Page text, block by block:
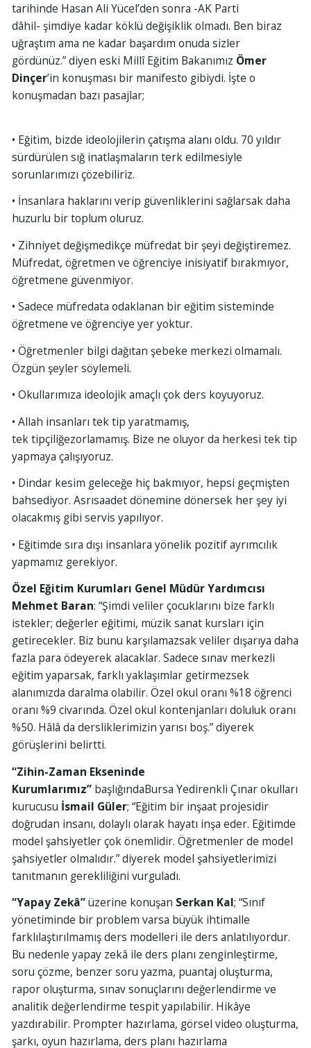
tarihinde Hasan Ali Yücel’den sonra -AK Parti
dâhil- şimdiye kadar köklü değişiklik olmadı. Ben biraz
uğraştım ama ne kadar başardım onuda sizler
gördünüz.” diyen eski Millî Eğitim Bakanımız Ömer
Dinçer’in konuşması bir manifesto gibiydi. İşte o
konuşmadan bazı pasajlar;
• Eğitim, bizde ideolojilerin çatışma alanı oldu. 70 yıldır
sürdürülen sığ inatlaşmaların terk edilmesiyle
sorunlarımızı çözebiliriz.
• İnsanlara haklarını verip güvenliklerini sağlarsak daha
huzurlu bir toplum oluruz.
• Zihniyet değişmedikçe müfredat bir şeyi değiştiremez.
Müfredat, öğretmen ve öğrenciye inisiyatif bırakmıyor,
öğretmene güvenmiyor.
• Sadece müfredata odaklanan bir eğitim sisteminde
öğretmene ve öğrenciye yer yoktur.
• Öğretmenler bilgi dağıtan şebeke merkezi olmamalı.
Özgün şeyler söylemeli.
• Okullarımıza ideolojik amaçlı çok ders koyuyoruz.
• Allah insanları tek tip yaratmamış,
tek tipçiliğezorlamamış. Bize ne oluyor da herkesi tek tip
yapmaya çalışıyoruz.
• Dindar kesim geleceğe hiç bakmıyor, hepsi geçmişten
bahsediyor. Asrısaadet dönemine dönersek her şey iyi
olacakmış gibi servis yapılıyor.
• Eğitimde sıra dışı insanlara yönelik pozitif ayrımcılık
yapmamız gerekiyor.
Özel Eğitim Kurumları Genel Müdür Yardımcısı
Mehmet Baran: “Şimdi veliler çocuklarını bize farklı
istekler; değerler eğitimi, müzik sanat kursları için
getirecekler. Biz bunu karşılamazsak veliler dışarıya daha
fazla para ödeyerek alacaklar. Sadece sınav merkezli
eğitim yaparsak, farklı yaklaşımlar getirmezsek
alanımızda daralma olabilir. Özel okul oranı %18 öğrenci
oranı %9 civarında. Özel okul kontenjanları doluluk oranı
%50. Hâlâ da dersliklerimizin yarısı boş.” diyerek
görüşlerini belirtti.
“Zihin-Zaman Ekseninde
Kurumlarımız” başlığındaBursa Yedirenkli Çınar okulları
kurucusu İsmail Güler; “Eğitim bir inşaat projesidir
doğrudan insanı, dolaylı olarak hayatı inşa eder. Eğitimde
model şahsiyetler çok önemlidir. Öğretmenler de model
şahsiyetler olmalıdır.” diyerek model şahsiyetlerimizi
tanıtmanın gerekliliğini vurguladı.
“Yapay Zekâ”üzerine konuşan Serkan Kal; “Sınıf
yönetiminde bir problem varsa büyük ihtimalle
farklılaştırılmamış ders modelleri ile ders anlatılıyordur.
Bu nedenle yapay zekâ ile ders planı zenginleştirme,
soru çözme, benzer soru yazma, puantaj oluşturma,
rapor oluşturma, sınav sonuçlarını değerlendirme ve
analitik değerlendirme tespit yapılabilir. Hikâye
yazdırabilir. Prompter hazırlama, görsel video oluşturma,
şarkı, oyun hazırlama, ders planı hazırlama